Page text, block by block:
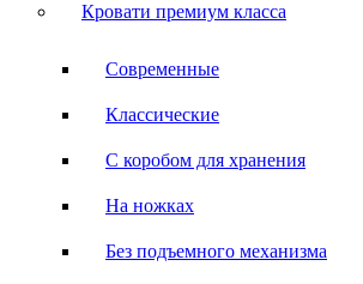
Кровати премиум класса
Современные
Классические
С коробом для хранения
На ножках
Без подъемного механизма